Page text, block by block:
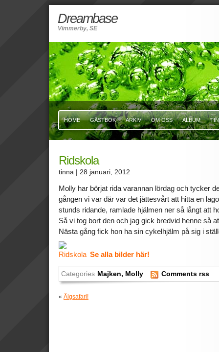
Dreambase
Vimmerby, SE
HOME GÄSTBOK ARKIV OM OSS ALBUM
Ridskola
tinna | 28 januari, 2012
Molly har börjat rida varannan lördag och tycker
gången vi var där var det jättesvårt att hitta en
stunds ridande, ramlade hjälmen ner så långt att
Så vi tog bort den och jag gick bredvid henne så
Nästa gång fick hon ha sin cykelhjälm på sig i
Se alla bilder här!
Categories Majken, Molly Comments rss
« Älgsafari!